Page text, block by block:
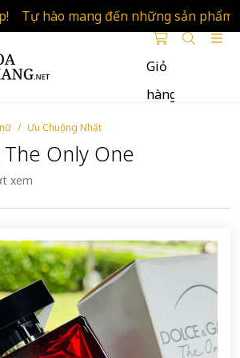
hào mang đến những sản phẩm
Giỏ
hàng
Ưu Chuộng Nhất
Only One
xem